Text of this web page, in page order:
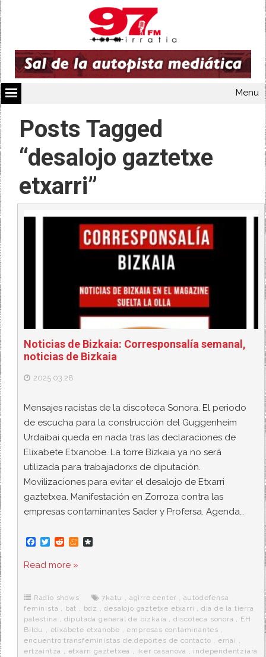
Menu
Posts Tagged
“desalojo gaztetxe
etxarri”
Noticias de Bizkaia: Corresponsalía semanal,
noticias de Bizkaia
2025.03.28
Mensajes racistas de la discoteca Sonora. El periodo
de escucha para la construcción del Guggenheim
Urdaibai queda en nada tras las declaraciones de
Elixabete Etxanobe. La torre Bizkaia ya no será
utilizada para trabajadorxs de diputación.
Movilizaciones para evitar el desalojo de Etxarri
gaztetxea. Manifestación en Zorroza contra las
empresas contaminantes Sader y Profersa. Agenda…
F
c
e
o
k
T
i
t
r
R
d
d
M
e
r
a
Read more »
Radio shows 7katu , agirre center , autodefensa
feminista , bat , bdz ,desalojo gaztetxe etxarri , dia de la tierra
palestina , diputada general de bizkaia , discoteca sonora , EH
Bildu , elixabete etxanobe ,empresas contaminantes ,
encuentro transfeministas de deportes de contacto , ernai ,
ertzaintza , etxarri gaztetxea , iker casanova , independentziara